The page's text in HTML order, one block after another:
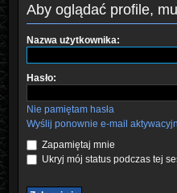
Aby oglądać profile,
Nazwa użytkownika:
Hasło:
Nie pamiętam hasła
Wyślij ponownie e-mail
Zapamiętaj mnie
Ukryj mój status podczas tej